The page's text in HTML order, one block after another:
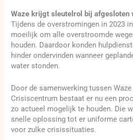
Waze krijgt sleutelrol bij afgesloten
Tijdens de overstromingen in 2023
moeilijk om alle overstroomde
houden. Daardoor konden
hinder ondervinden wanneer
water stonden.
Door de samenwerking tussen
Crisiscentrum bestaat er nu een
zo actueel mogelijk te houden. Die
snelle oplossing tot er uniforme
voor zulke crisissituaties.